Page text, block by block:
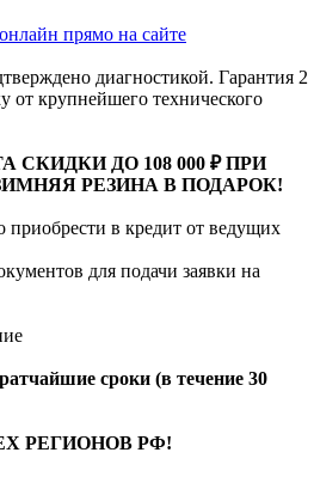
прямо на сайте
диагностикой. Гарантия 2
от крупнейшего технического
СКИДКИ ДО 108 000 ₽ ПРИ
РЕЗИНА В ПОДАРОК!
в кредит от ведущих
для подачи заявки на
сроки (в течение 30
РЕГИОНОВ РФ!